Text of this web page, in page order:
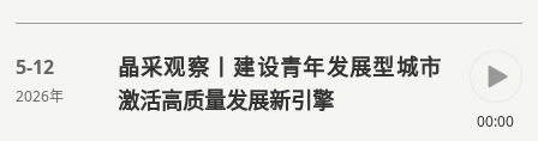
5-12
2026年
晶采观察丨建设青年发展型城市
激活高质量发展新引擎
00:00